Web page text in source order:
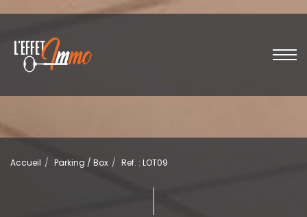
Accueil Parking / Box Ref. : LOT09